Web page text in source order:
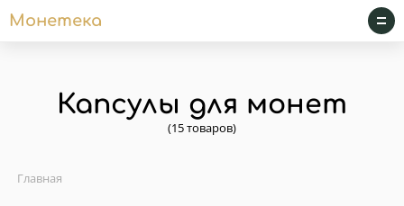
Монетека
Капсулы для монет
(15 товаров)
Главная